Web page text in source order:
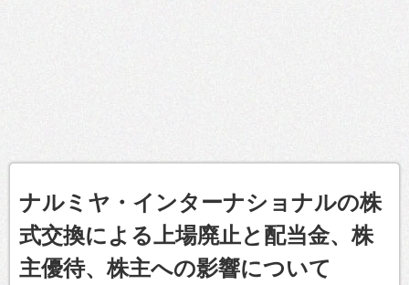
ナルミヤ・インターナショナルの株
式交換による上場廃止と配当金、株
主優待、株主への影響について